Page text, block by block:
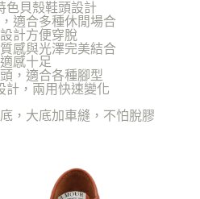
額度不足之情形，本公司將視審查結果
人資訊註冊。若發現惡意使用之情形，
用戶之使用額度並採取法律行動。
色貝殼鞋頭設計
適合多種休閒場合
計方便穿脫
感與光澤完美結合
感十足
，適合各種腳型
計，兩用快速變化
，大底加車縫，不怕脫膠